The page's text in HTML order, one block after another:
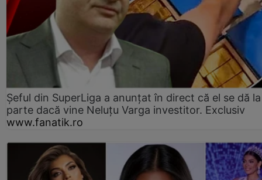
Șeful din SuperLiga a anunțat în direct că el se dă
parte dacă vine Neluțu Varga investitor. Exclusiv
www.fanatik.ro